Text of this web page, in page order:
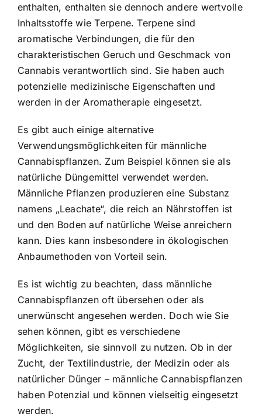
enthalten, enthalten sie dennoch andere wertvolle
Inhaltsstoffe wie Terpene. Terpene sind
aromatische Verbindungen, die für den
charakteristischen Geruch und Geschmack von
Cannabis verantwortlich sind. Sie haben auch
potenzielle medizinische Eigenschaften und
werden in der Aromatherapie eingesetzt.
Es gibt auch einige alternative
Verwendungsmöglichkeiten für männliche
Cannabispflanzen. Zum Beispiel können sie als
natürliche Düngemittel verwendet werden.
Männliche Pflanzen produzieren eine Substanz
namens „Leachate“, die reich an Nährstoffen ist
und den Boden auf natürliche Weise anreichern
kann. Dies kann insbesondere in ökologischen
Anbaumethoden von Vorteil sein.
Es ist wichtig zu beachten, dass männliche
Cannabispflanzen oft übersehen oder als
unerwünscht angesehen werden. Doch wie Sie
sehen können, gibt es verschiedene
Möglichkeiten, sie sinnvoll zu nutzen. Ob in der
Zucht, der Textilindustrie, der Medizin oder als
natürlicher Dünger – männliche Cannabispflanzen
haben Potenzial und können vielseitig eingesetzt
werden.